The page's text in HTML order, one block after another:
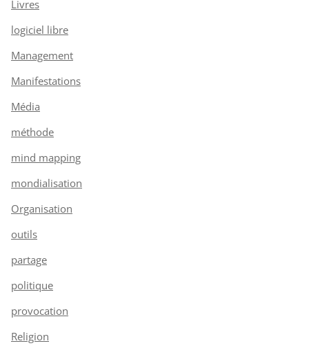
Livres
logiciel libre
Management
Manifestations
Média
méthode
mind mapping
mondialisation
Organisation
outils
partage
politique
provocation
Religion